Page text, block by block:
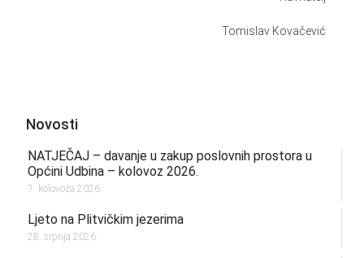
Tomislav Kovačević
Novosti
NATJEČAJ – davanje u zakup poslovnih prostora u
Općini Udbina – kolovoz 2026.
7. kolovoza 2026.
Ljeto na Plitvičkim jezerima
28. srpnja 2026.